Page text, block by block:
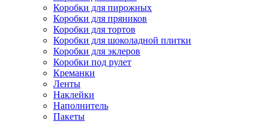
Коробки для пирожных
Коробки для пряников
Коробки для тортов
Коробки для шоколадной плитки
Коробки для эклеров
Коробки под рулет
Креманки
Ленты
Наклейки
Наполнитель
Пакеты